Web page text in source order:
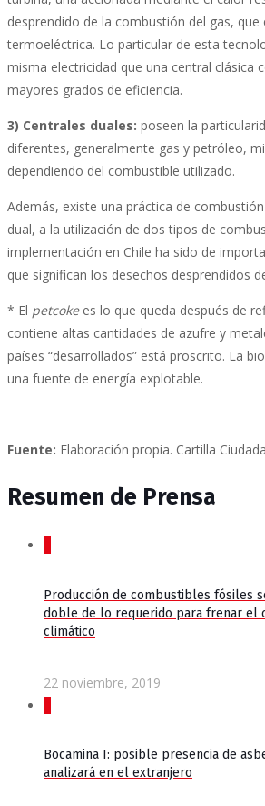
desprendido de la combustión del gas,
termoeléctrica. Lo particular de esta
misma electricidad que una central
mayores grados de eficiencia.
3) Centrales duales: poseen la
diferentes, generalmente gas y petróleo,
dependiendo del combustible utilizado.
Además, existe una práctica de
dual, a la utilización de dos tipos de
implementación en Chile ha sido de
que significan los desechos desprendidos
* El petcokees lo que queda después de
contiene altas cantidades de azufre y
países “desarrollados” está proscrito. La
una fuente de energía explotable.
Fuente: Elaboración propia. Cartilla
Resumen de Prensa
Producción de combustibles fósiles
doble de lo requerido para frenar el
climático
22 noviembre, 2019
Bocamina I: posible presencia de
analizará en el extranjero